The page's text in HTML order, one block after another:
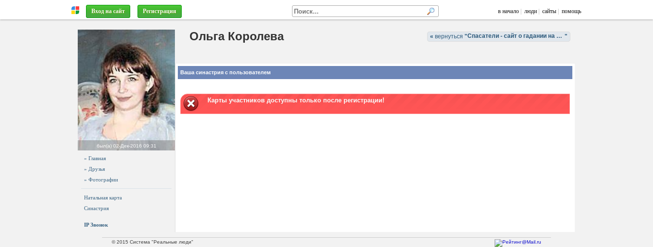
Вход на сайт Регистрация в начало люди сайты помощь
« вернуться " Спасатели - сайт о гадании на таро и оракулах "
Ольга Королева
был(а) 02-Дек-2016 09:31
» Главная
» Друзья
» Фотографии
Натальная карта
Синастрия
IP Звонок
Ваша синастрия с пользователем
Карты участников доступны только после регистрации!
© 2015 Система "Реальные люди"